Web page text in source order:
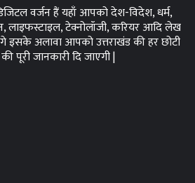
वर्जन हैं यहाँ आपको देश-विदेश, धर्म,
टेक्नोलॉजी, करियर आदि लेख
अलावा आपको उत्तराखंड की हर छोटी
पूरी जानकारी दि जाएगी |